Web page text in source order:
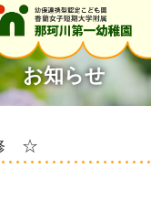
お知らせ
☆